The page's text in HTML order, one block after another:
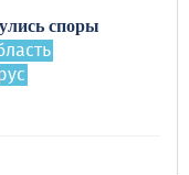
споры